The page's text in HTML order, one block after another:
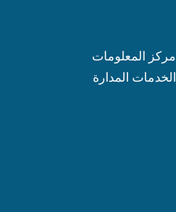
مركز المعلومات
الخدمات المدارة